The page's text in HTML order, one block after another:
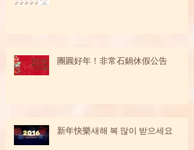
團圓好年！非常石鍋休假公告
新年快樂새해 복 많이 받으세요